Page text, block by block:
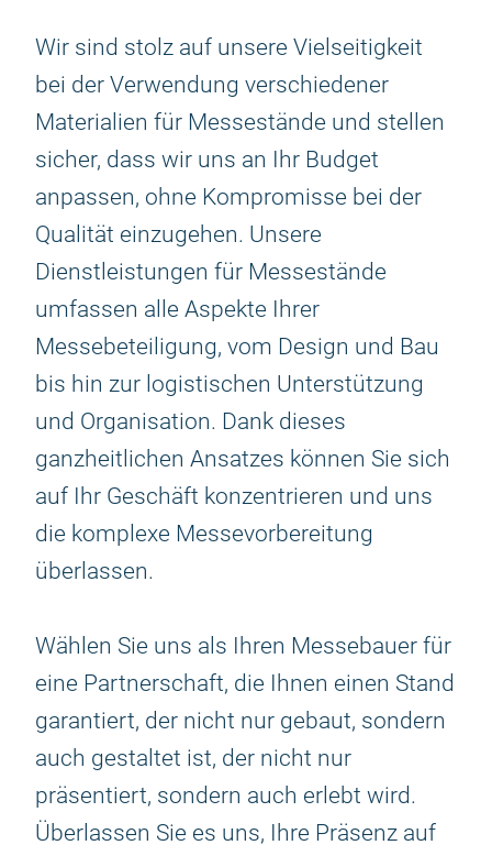
Wir sind stolz auf unsere Vielseitigkeit
bei der Verwendung verschiedener
Materialien für Messestände und stellen
sicher, dass wir uns an Ihr Budget
anpassen, ohne Kompromisse bei der
Qualität einzugehen. Unsere
Dienstleistungen für Messestände
umfassen alle Aspekte Ihrer
Messebeteiligung, vom Design und Bau
bis hin zur logistischen Unterstützung
und Organisation. Dank dieses
ganzheitlichen Ansatzes können Sie sich
auf Ihr Geschäft konzentrieren und uns
die komplexe Messevorbereitung
überlassen.
Wählen Sie uns als Ihren Messebauer für
eine Partnerschaft, die Ihnen einen Stand
garantiert, der nicht nur gebaut, sondern
auch gestaltet ist, der nicht nur
präsentiert, sondern auch erlebt wird.
Überlassen Sie es uns, Ihre Präsenz auf